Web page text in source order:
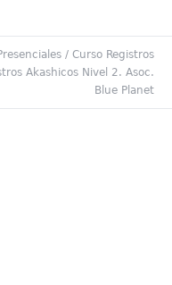
/ Curso Registros
Akashicos Nivel 2. Asoc.
Blue Planet